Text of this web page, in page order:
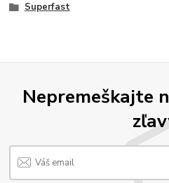
Superfast
Nepremeškajte